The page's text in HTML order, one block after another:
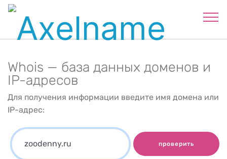
Whois — база данных доменов и
IP-адресов
Для получения информации введите имя домена или
IP-адрес:
проверить